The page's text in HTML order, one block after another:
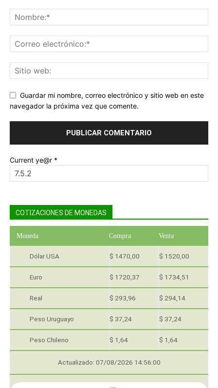
Guardar mi nombre, correo electrónico y sitio web en este
navegador la próxima vez que comente.
Current ye@r *
COTIZACIONES DE MONEDAS
Moneda Compra Venta
Dólar USA $ 1470,00 $ 1520,00
Euro $ 1720,37 $ 1734,51
Real $ 293,96 $ 294,14
Peso Uruguayo $ 37,24 $ 37,24
Peso Chileno $ 1,64 $ 1,64
Actualizado: 07/08/2026 14:56:00